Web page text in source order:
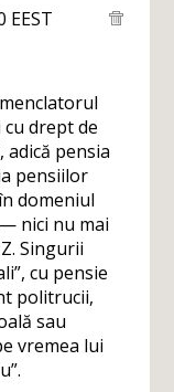
EEST
drept de
adică pensia
pensiilor
domeniul
nici nu mai
Singurii
cu pensie
politrucii,
sau
vremea lui